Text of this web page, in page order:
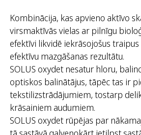
Kombinācija, kas apvieno aktīvo
virsmaktīvās vielas ar pilnīgu
efektīvi likvidē iekrāsojošus
efektīvu mazgāšanas rezultātu.
SOLUS oxydet nesatur hloru,
optiskos balinātājus, tāpēc tas ir
tekstilizstrādājumiem, tostarp
krāsainiem audumiem.
SOLUS oxydet rūpējas par